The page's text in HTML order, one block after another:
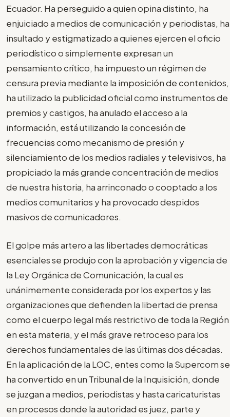
Ecuador. Ha perseguido a quien opina distinto, ha
enjuiciado a medios de comunicación y periodistas, ha
insultado y estigmatizado a quienes ejercen el oficio
periodístico o simplemente expresan un
pensamiento crítico, ha impuesto un régimen de
censura previa mediante la imposición de contenidos,
ha utilizado la publicidad oficial como instrumentos de
premios y castigos, ha anulado el acceso a la
información, está utilizando la concesión de
frecuencias como mecanismo de presión y
silenciamiento de los medios radiales y televisivos, ha
propiciado la más grande concentración de medios
de nuestra historia, ha arrinconado o cooptado a los
medios comunitarios y ha provocado despidos
masivos de comunicadores.
El golpe más artero a las libertades democráticas
esenciales se produjo con la aprobación y vigencia de
la Ley Orgánica de Comunicación, la cual es
unánimemente considerada por los expertos y las
organizaciones que defienden la libertad de prensa
como el cuerpo legal más restrictivo de toda la Región
en esta materia, y el más grave retroceso para los
derechos fundamentales de las últimas dos décadas.
En la aplicación de la LOC, entes como la Supercom se
ha convertido en un Tribunal de la Inquisición, donde
se juzgan a medios, periodistas y hasta caricaturistas
en procesos donde la autoridad es juez, parte y